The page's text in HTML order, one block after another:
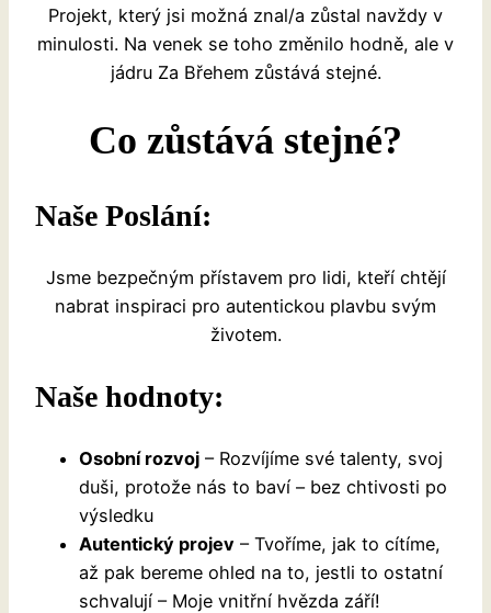
Projekt, který jsi možná znal/a zůstal navždy v
minulosti. Na venek se toho změnilo hodně, ale v
jádru Za Břehem zůstává stejné.
Co zůstává stejné?
Naše Poslání:
Jsme bezpečným přístavem pro lidi, kteří chtějí
nabrat inspiraci pro autentickou plavbu svým
životem.
Naše hodnoty:
Osobní rozvoj – Rozvíjíme své talenty, svoj
duši, protože nás to baví – bez chtivosti po
výsledku
Autentický projev – Tvoříme, jak to cítíme,
až pak bereme ohled na to, jestli to ostatní
schvalují – Moje vnitřní hvězda září!